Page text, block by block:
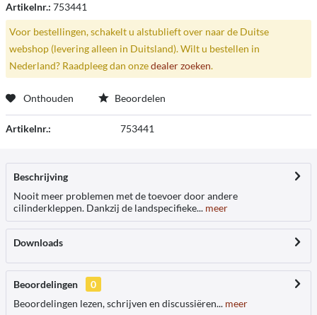
Artikelnr.: 753441
Voor bestellingen, schakelt u alstublieft over naar de Duitse
webshop (levering alleen in Duitsland). Wilt u bestellen in
Nederland? Raadpleeg dan onzedealer zoeken.
Onthouden Beoordelen
Artikelnr.: 753441
Beschrijving
Nooit meer problemen met de toevoer door andere
cilinderkleppen. Dankzij de landspecifieke... meer
Downloads
Beoordelingen
0
Beoordelingen lezen, schrijven en discussiëren... meer